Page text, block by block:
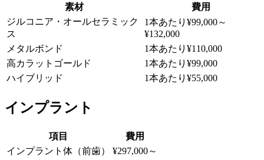
素材
費用
ジルコニア・オールセラミック
ス
1本あたり¥99,000～
¥132,000
メタルボンド
1本あたり¥110,000
高カラットゴールド
1本あたり¥99,000
ハイブリッド
1本あたり¥55,000
インプラント
項目
費用
インプラント体（前歯）
¥297,000～